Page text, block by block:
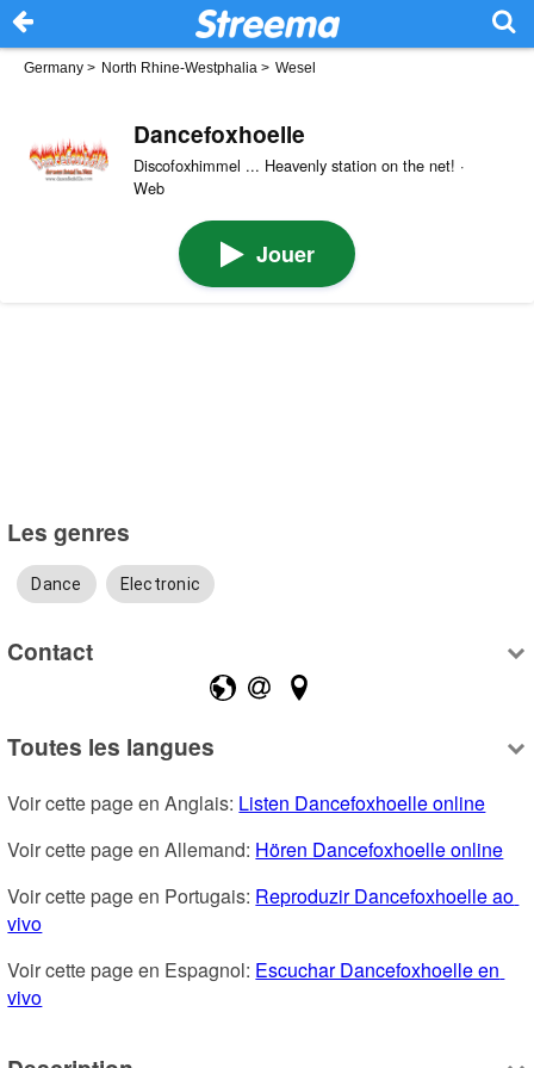
Germany > North Rhine-Westphalia > Wesel
Dancefoxhoelle
Discofoxhimmel ... Heavenly station on the net! ·
Web
Jouer
Les genres
Dance Electronic
Contact
Toutes les langues
Voir cette page en Anglais: Listen Dancefoxhoelle online
Voir cette page en Allemand: Hören Dancefoxhoelle online
Voir cette page en Portugais: Reproduzir Dancefoxhoelle ao
vivo
Voir cette page en Espagnol: Escuchar Dancefoxhoelle en
vivo